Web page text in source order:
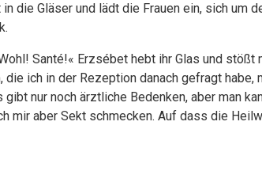
die Gläser und lädt die Frauen ein, sich um
Santé!« Erzsébet hebt ihr Glas und stößt
ich in der Rezeption danach gefragt
nur noch ärztliche Bedenken, aber man
mir aber Sekt schmecken. Auf dass die